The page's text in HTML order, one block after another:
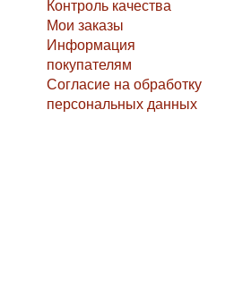
Контроль качества
Мои заказы
Информация
покупателям
Согласие на обработку
персональных данных